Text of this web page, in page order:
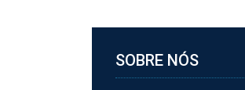
SOBRE NÓS